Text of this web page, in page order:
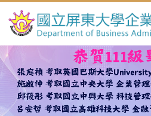
到
主
要
內
容